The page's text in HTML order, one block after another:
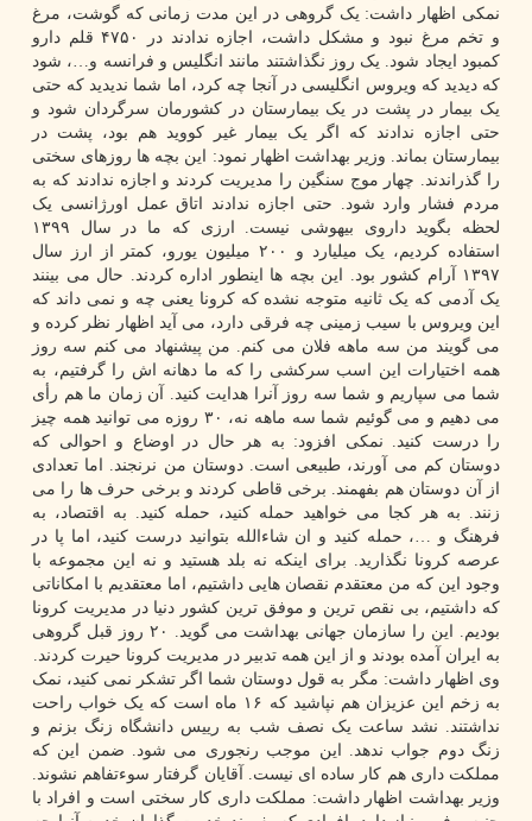
نمکی اظهار داشت: یک گروهی در این مدت زمانی که گوشت، مرغ
و تخم مرغ نبود و مشکل داشت، اجازه ندادند در ۴۷۵۰ قلم دارو
کمبود ایجاد شود. یک روز نگذاشتند مانند انگلیس و فرانسه و…، شود
که دیدید که ویروس انگلیسی در آنجا چه کرد، اما شما ندیدید که حتی
یک بیمار در پشت در یک بیمارستان در کشورمان سرگردان شود و
حتی اجازه ندادند که اگر یک بیمار غیر کووید هم بود، پشت در
بیمارستان بماند. وزیر بهداشت اظهار نمود: این بچه ها روزهای سختی
را گذراندند. چهار موج سنگین را مدیریت کردند و اجازه ندادند که به
مردم فشار وارد شود. حتی اجازه ندادند اتاق عمل اورژانسی یک
لحظه بگوید داروی بیهوشی نیست. ارزی که ما در سال ۱۳۹۹
استفاده کردیم، یک میلیارد و ۲۰۰ میلیون یورو، کمتر از ارز سال
۱۳۹۷ آرام کشور بود. این بچه ها اینطور اداره کردند. حال می بینند
یک آدمی که یک ثانیه متوجه نشده که کرونا یعنی چه و نمی داند که
این ویروس با سیب زمینی چه فرقی دارد، می آید اظهار نظر کرده و
می گویند من سه ماهه فلان می کنم. من پیشنهاد می کنم سه روز
همه اختیارات این اسب سرکشی را که ما دهانه اش را گرفتیم، به
شما می سپاریم و شما سه روز آنرا هدایت کنید. آن زمان ما هم رأی
می دهیم و می گوئیم شما سه ماهه نه، ۳۰ روزه می توانید همه چیز
را درست کنید. نمکی افزود: به هر حال در اوضاع و احوالی که
دوستان کم می آورند، طبیعی است. دوستان من نرنجند. اما تعدادی
از آن دوستان هم بفهمند. برخی قاطی کردند و برخی حرف ها را می
زنند. به هر کجا می خواهید حمله کنید، حمله کنید. به اقتصاد، به
فرهنگ و …، حمله کنید و ان شاءالله بتوانید درست کنید، اما پا در
عرصه کرونا نگذارید. برای اینکه نه بلد هستید و نه این مجموعه با
وجود این که من معتقدم نقصان هایی داشتیم، اما معتقدیم با امکاناتی
که داشتیم، بی نقص ترین و موفق ترین کشور دنیا در مدیریت کرونا
بودیم. این را سازمان جهانی بهداشت می گوید. ۲۰ روز قبل گروهی
به ایران آمده بودند و از این همه تدبیر در مدیریت کرونا حیرت کردند.
وی اظهار داشت: مگر به قول دوستان شما اگر تشکر نمی کنید، نمک
به زخم این عزیزان هم نپاشید که ۱۶ ماه است که یک خواب راحت
نداشتند. نشد ساعت یک نصف شب به رییس دانشگاه زنگ بزنم و
زنگ دوم جواب ندهد. این موجب رنجوری می شود. ضمن این که
مملکت داری هم کار ساده ای نیست. آقایان گرفتار سوءتفاهم نشوند.
وزیر بهداشت اظهار داشت: مملکت داری کار سختی است و افراد با